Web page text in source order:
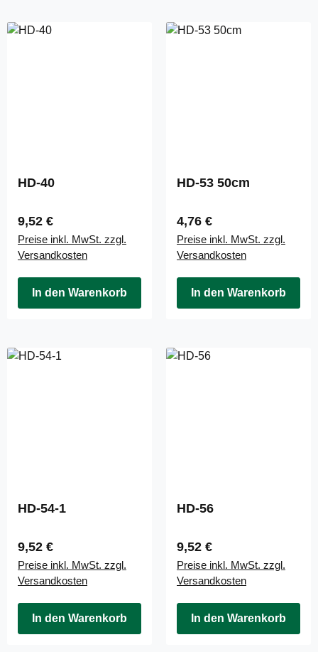
HD-40
Regulärer Preis:
9,52 €
Preise inkl. MwSt. zzgl.
Versandkosten
In den Warenkorb
HD-53 50cm
Regulärer Preis:
4,76 €
Preise inkl. MwSt. zzgl.
Versandkosten
In den Warenkorb
HD-54-1
Regulärer Preis:
9,52 €
Preise inkl. MwSt. zzgl.
Versandkosten
In den Warenkorb
HD-56
Regulärer Preis:
9,52 €
Preise inkl. MwSt. zzgl.
Versandkosten
In den Warenkorb